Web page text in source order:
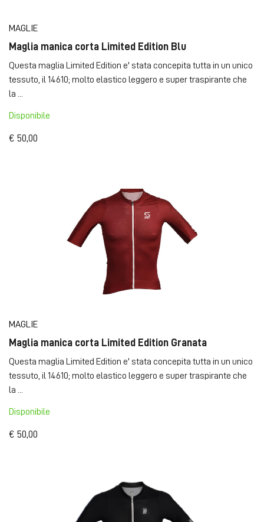
MAGLIE
Maglia manica corta Limited Edition Blu
Questa maglia Limited Edition e' stata concepita tutta in un unico
tessuto, il 14610; molto elastico leggero e super traspirante che
la ...
Disponibile
€ 50,00
MAGLIE
Maglia manica corta Limited Edition Granata
Questa maglia Limited Edition e' stata concepita tutta in un unico
tessuto, il 14610; molto elastico leggero e super traspirante che
la ...
Disponibile
€ 50,00